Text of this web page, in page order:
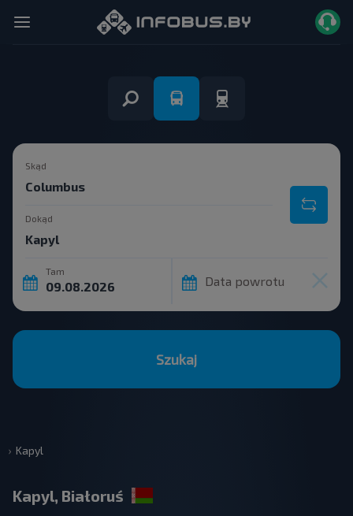
Skąd
Dokąd
Tam
Data powrotu
Szukaj
Kapyl
Kapyl, Białoruś